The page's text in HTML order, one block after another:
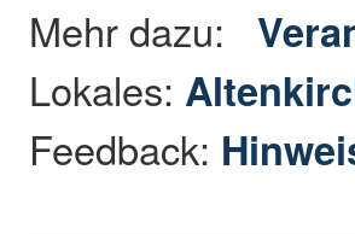
Mehr dazu:
Lokales:
Feedback: